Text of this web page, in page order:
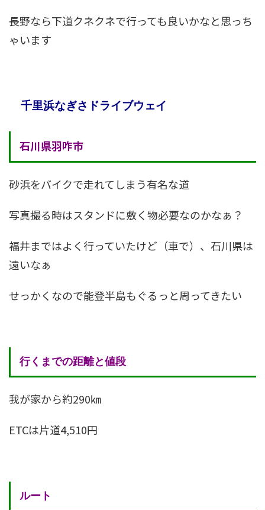
長野なら下道クネクネで行っても良いかなと思っち
ゃいます
千里浜なぎさドライブウェイ
石川県羽咋市
砂浜をバイクで走れてしまう有名な道
写真撮る時はスタンドに敷く物必要なのかなぁ？
福井まではよく行っていたけど（車で）、石川県は
遠いなぁ
せっかくなので能登半島もぐるっと周ってきたい
行くまでの距離と値段
我が家から約290㎞
ETCは片道4,510円
ルート